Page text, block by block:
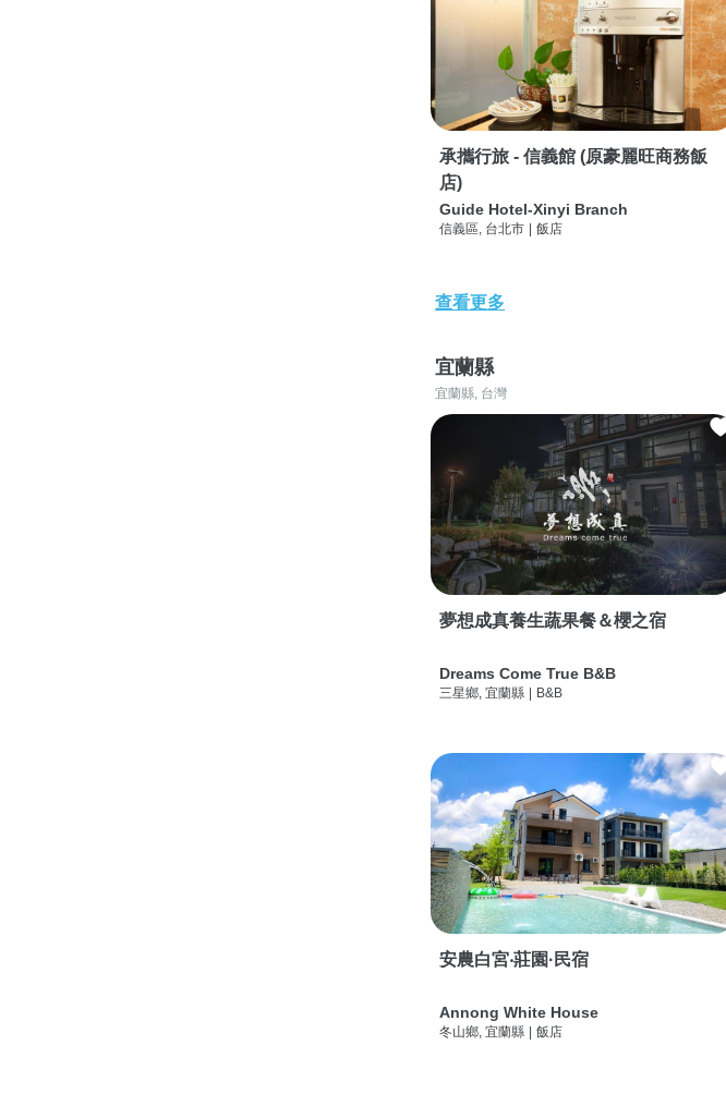
承攜行旅 - 信義館 (原豪麗旺商務飯
店)
Guide Hotel-Xinyi Branch
信義區, 台北市 | 飯店
查看更多
宜蘭縣
宜蘭縣, 台灣
夢想成真養生蔬果餐＆櫻之宿
Dreams Come True B&B
三星鄉, 宜蘭縣 | B&B
安農白宮‧莊園·民宿
Annong White House
冬山鄉, 宜蘭縣 | 飯店